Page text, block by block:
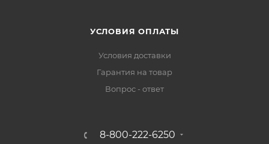
УСЛОВИЯ ОПЛАТЫ
Условия доставки
Гарантия на товар
Вопрос - ответ
8-800-222-6250